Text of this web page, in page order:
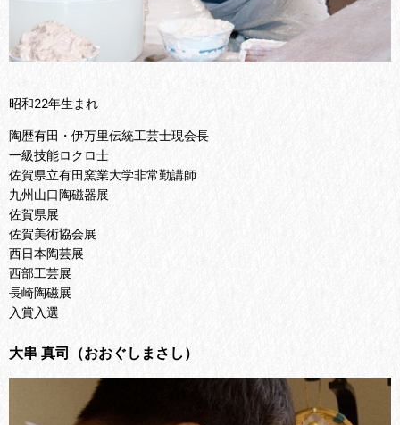
昭和22年生まれ
陶歴有田・伊万里伝統工芸士現会長
一級技能ロクロ士
佐賀県立有田窯業大学非常勤講師
九州山口陶磁器展
佐賀県展
佐賀美術協会展
西日本陶芸展
西部工芸展
長崎陶磁展
入賞入選
大串 真司（おおぐしまさし）